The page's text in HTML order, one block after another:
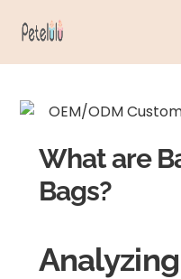
para
What are
Bags?